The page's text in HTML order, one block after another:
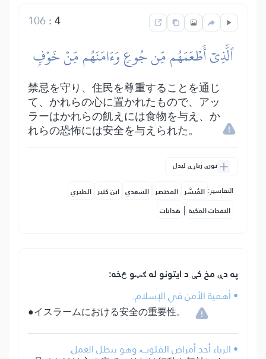
4
:
106
ٱلَّذِيٓ أَطۡعَمَهُم مِّن جُوعٖ وَءَامَنَهُم مِّنۡ خَوۡفِۭ
禁忌を守り、住民を尊重することを通じ
て、かれらの心に置かれたもので、アッ
ラーはかれらの飢えには食物を与え、か
れらの恐怖には安全を与えられた。
نورې ژباړې لیدل
التفاسير: المُيسَّر المختصر السعدي ابن كثير الطبري
النفحات المكية | هدايات
په دې مخ کې د ایتونو له ګټو څخه:
• أهمية الأمن في الإسلام.
●イスラームにおける安全の重要性。
• الرياء أحد أمراض القلوب، وهو يبطل العمل.